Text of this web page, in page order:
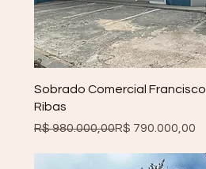
Sobrado Comercial Francisco
Ribas
Preço normal
R$ 980.000,00
Preço promocionalR$ 790.000,00